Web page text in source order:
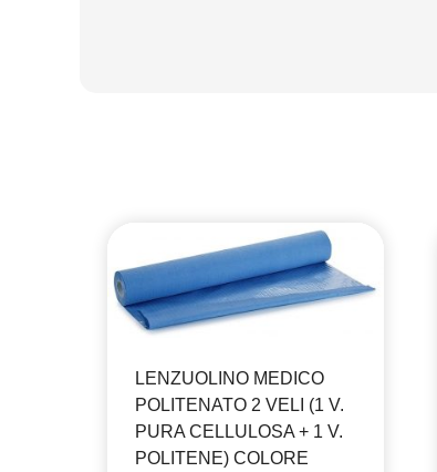
LENZUOLINO MEDICO
POLITENATO 2 VELI (1 V.
PURA CELLULOSA + 1 V.
POLITENE) COLORE